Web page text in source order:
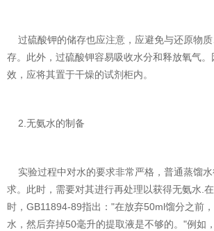
过硫酸钾的储存也应注意，应避免与还原物
存。此外，过硫酸钾容易吸收水分和释放氧气
效，应将其置于干燥的试剂柜内。
2.无氨水的制备
实验过程中对水的要求非常严格，普通蒸馏
求。此时，需要对其进行再处理以获得无氨水.
时，GB11894-89指出："在放弃50ml馏分之前
水，然后弃掉50毫升的提取液是不够的。"例如